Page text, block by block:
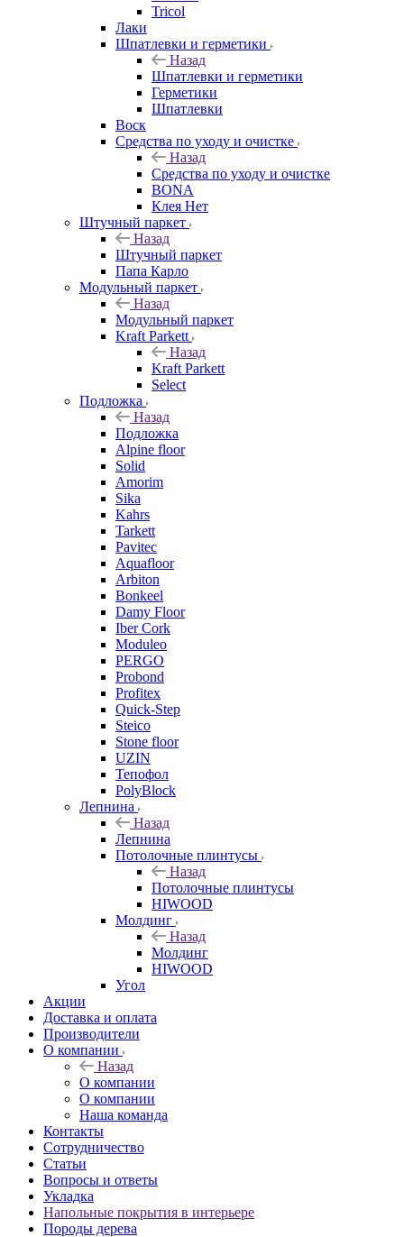
Tricol
Лаки
Шпатлевки и герметики
Назад
Шпатлевки и герметики
Герметики
Шпатлевки
Воск
Средства по уходу и очистке
Назад
Средства по уходу и очистке
BONA
Клея Нет
Штучный паркет
Назад
Штучный паркет
Папа Карло
Модульный паркет
Назад
Модульный паркет
Kraft Parkett
Назад
Kraft Parkett
Select
Подложка
Назад
Подложка
Alpine floor
Solid
Amorim
Sika
Kahrs
Tarkett
Pavitec
Aquafloor
Arbiton
Bonkeel
Damy Floor
Iber Cork
Moduleo
PERGO
Probond
Profitex
Quick-Step
Steico
Stone floor
UZIN
Тепофол
PolyBlock
Лепнина
Назад
Лепнина
Потолочные плинтусы
Назад
Потолочные плинтусы
HIWOOD
Молдинг
Назад
Молдинг
HIWOOD
Угол
Акции
Доставка и оплата
Производители
О компании
Назад
О компании
О компании
Наша команда
Контакты
Сотрудничество
Статьи
Вопросы и ответы
Укладка
Напольные покрытия в интерьере
Породы дерева